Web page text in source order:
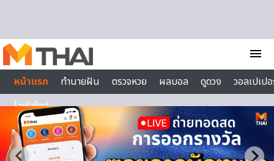
menu
หน้าแรก
ทำนายฝัน ตรวจหวย ผลบอล ดูดวง
วอลเปเป
ไลฟ์สไตล์